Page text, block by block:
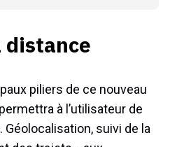
distance
piliers de ce nouveau
à l’utilisateur de
Géolocalisation, suivi de la